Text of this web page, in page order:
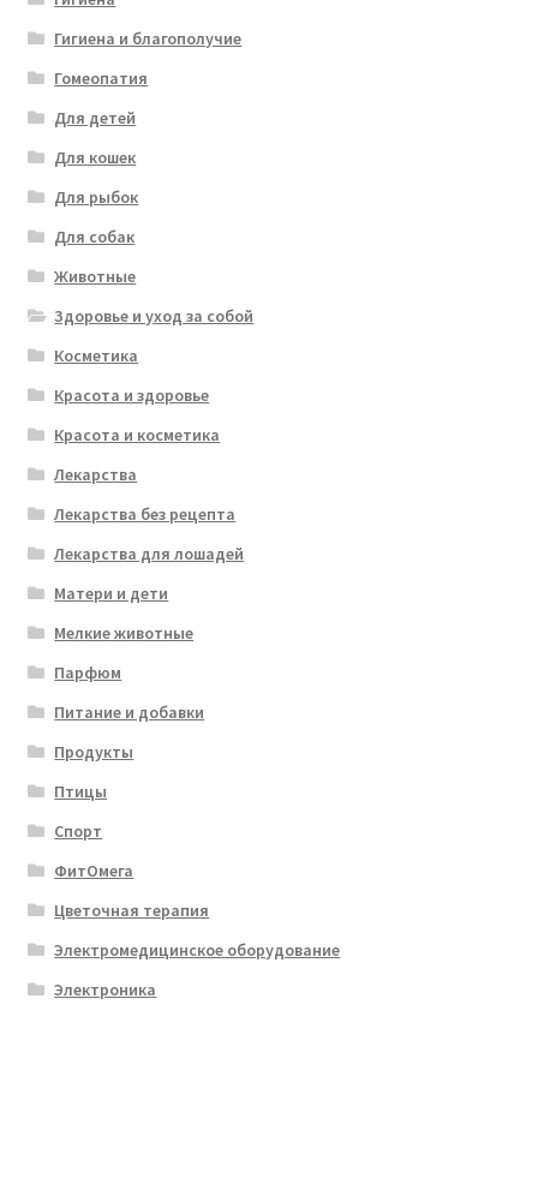
Гигиена и благополучие
Гомеопатия
Для детей
Для кошек
Для рыбок
Для собак
Животные
Здоровье и уход за собой
Косметика
Красота и здоровье
Красота и косметика
Лекарства
Лекарства без рецепта
Лекарства для лошадей
Матери и дети
Мелкие животные
Парфюм
Питание и добавки
Продукты
Птицы
Спорт
ФитОмега
Цветочная терапия
Электромедицинское оборудование
Электроника